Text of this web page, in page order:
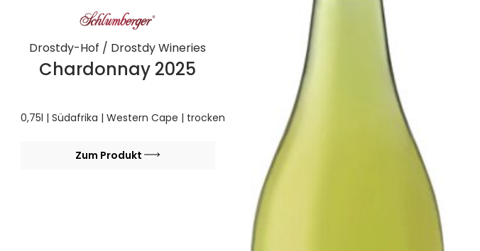
Drostdy-Hof / Drostdy Wineries
Chardonnay 2025
0,75l | Südafrika | Western Cape | trocken
Zum Produkt